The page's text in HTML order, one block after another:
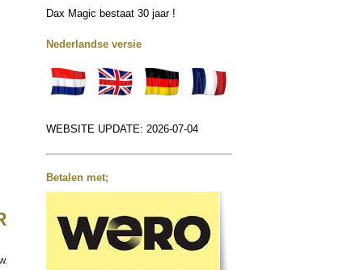
Dax Magic bestaat 30 jaar !
Nederlandse versie
WEBSITE UPDATE: 2026-07-04
Betalen met;